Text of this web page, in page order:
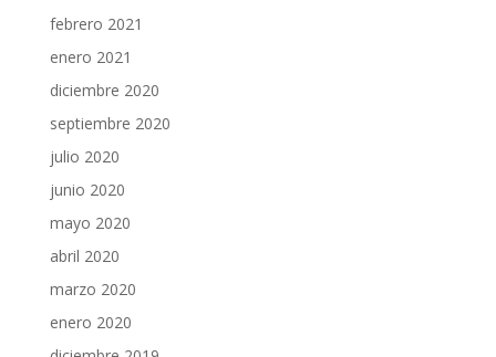
febrero 2021
enero 2021
diciembre 2020
septiembre 2020
julio 2020
junio 2020
mayo 2020
abril 2020
marzo 2020
enero 2020